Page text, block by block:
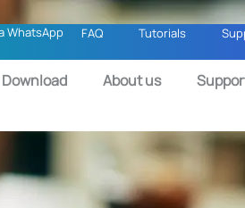
WhatsApp FAQ Tutorials
Download About us